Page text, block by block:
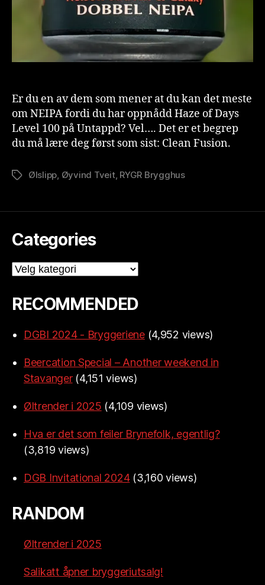
Er du en av dem som mener at du kan det meste
om NEIPA fordi du har oppnådd Haze of Days
Level 100 på Untappd? Vel…. Det er et begrep
du må lære deg først som sist: Clean Fusion.
Stikkord
Ølslipp, Øyvind Tveit, RYGR Brygghus
Categories
Categories
RECOMMENDED
DGBI 2024 - Bryggeriene (4,952 views)
Beercation Special – Another weekend in
Stavanger (4,151 views)
Øltrender i 2025 (4,109 views)
Hva er det som feiler Brynefolk, egentlig?
(3,819 views)
DGB Invitational 2024 (3,160 views)
RANDOM
Øltrender i 2025
Salikatt åpner bryggeriutsalg!